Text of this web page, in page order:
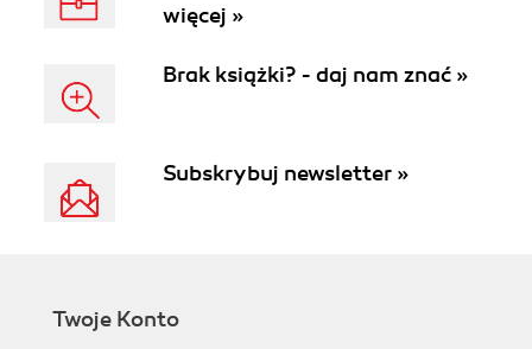
więcej »
Brak książki? - daj nam znać »
Subskrybuj newsletter »
Twoje Konto